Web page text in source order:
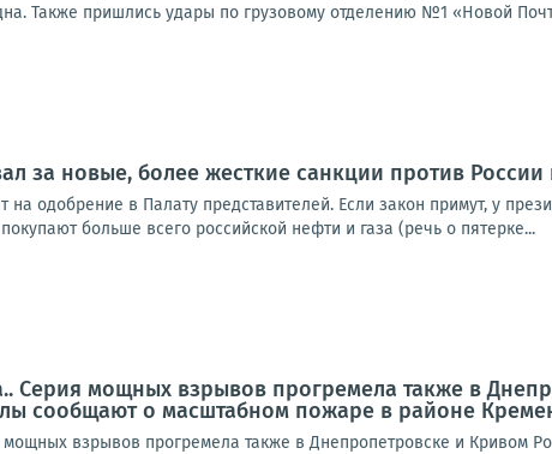
Также пришлись удары по грузовому отделению №1 «Новой
за новые, более жесткие санкции против России
на одобрение в Палату представителей. Если закон примут, у
больше всего российской нефти и газа (речь о пятерке...
Серия мощных взрывов прогремела также в
сообщают о масштабном пожаре в районе
взрывов прогремела также в Днепропетровске и Кривом